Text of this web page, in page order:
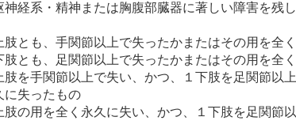
神経系・精神または胸腹部臓器に著しい障害を残
肢とも、手関節以上で失ったかまたはその用を全
肢とも、足関節以上で失ったかまたはその用を全
肢を手関節以上で失い、かつ、１下肢を足関節以
に失ったもの
肢の用を全く永久に失い、かつ、１下肢を足関節